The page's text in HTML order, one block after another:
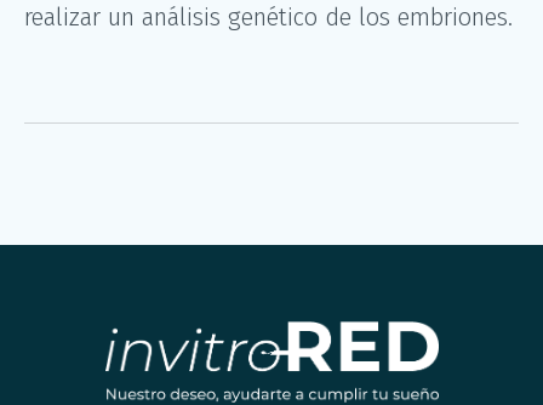
realizar un análisis genético de los embriones.